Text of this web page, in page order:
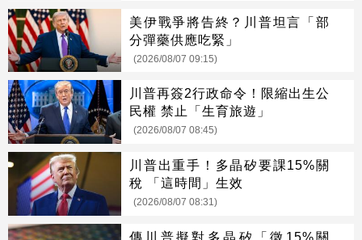
美伊戰爭將告終？川普坦言「部
分彈藥供應吃緊」
(2026/08/07 09:15)
川普再簽2行政命令！限縮出生公
民權 禁止「生育旅遊」
(2026/08/07 08:45)
川普出重手！多晶矽要課15%關
稅 「這時間」生效
(2026/08/07 08:31)
傳川普擬對多晶矽「徵15%關